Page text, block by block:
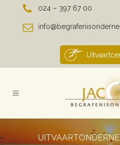
024 – 397 67 00